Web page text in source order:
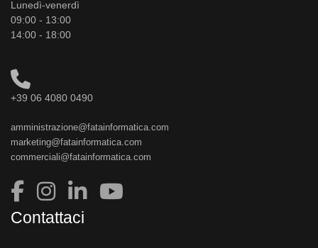
Lunedì-venerdì
09:00 - 13:00
14:00 - 18:00
+39 06 4080 0490
amministrazione@fatainformatica.com
marketing@fatainformatica.com
commerciali@fatainformatica.com
Contattaci